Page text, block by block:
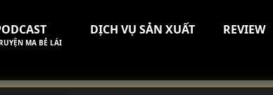
MA BẺ LÁI
DỊCH VỤ SẢN XUẤT REVIEW